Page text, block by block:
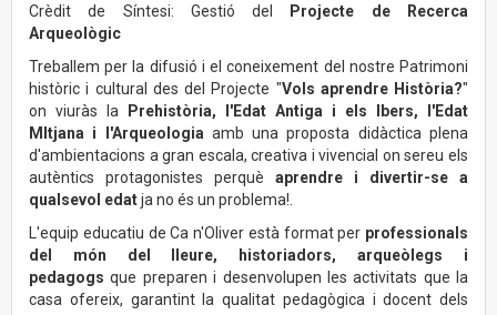
Crèdit de Síntesi: Gestió del
Projecte de Recerca
Arqueològic
Treballem per la difusió i el coneixement del nostre Patrimoni
històric i cultural des del Projecte "Vols aprendre Història?"
on viuràs la
Prehistòria, l'Edat Antiga i els Ibers, l'Edat
MItjana i l'Arqueologiaamb una proposta didàctica plena
d'ambientacions a gran escala, creativa i vivencial on sereu els
autèntics protagonistes perquè aprendre i divertir-se a
qualsevol edatja no és un problema!.
L'equip educatiu de Ca n'Oliver està format per professionals
del món del lleure, historiadors, arqueòlegs i
pedagogs que preparen i desenvolupen les activitats que la
casa ofereix, garantint la qualitat pedagògica i docent dels